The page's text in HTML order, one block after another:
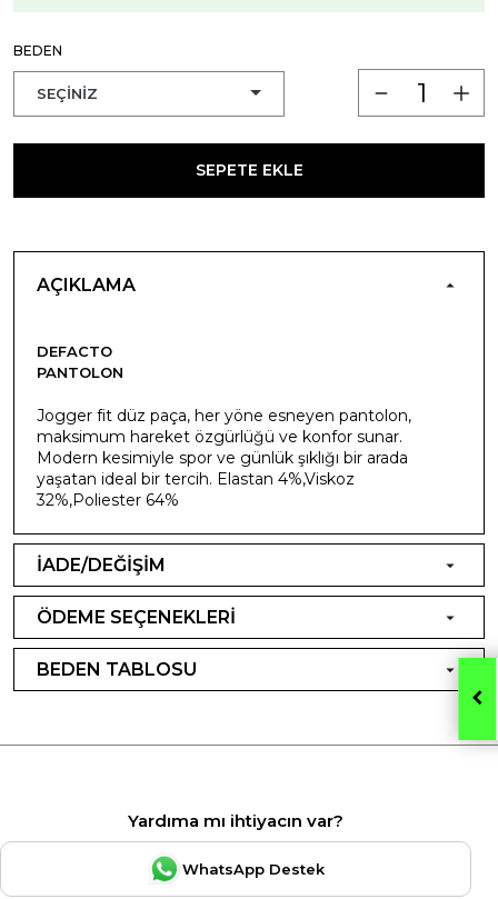
BEDEN
SEPETE EKLE
AÇIKLAMA
DEFACTO
PANTOLON
Jogger fit düz paça, her yöne esneyen pantolon,
maksimum hareket özgürlüğü ve konfor sunar.
Modern kesimiyle spor ve günlük şıklığı bir arada
yaşatan ideal bir tercih. Elastan 4%,Viskoz
32%,Poliester 64%
İADE/DEĞİŞİM
ÖDEME SEÇENEKLERİ
BEDEN TABLOSU
Yardıma mı ihtiyacın var?
WhatsApp Destek